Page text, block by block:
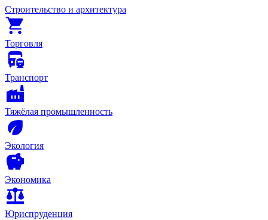
Строительство и архитектура
Торговля
Транспорт
Тяжёлая промышленность
Экология
Экономика
Юриспруденция